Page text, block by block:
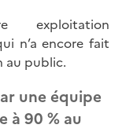
exploitation
n’a encore fait
au public.
une équipe
à 90 % au